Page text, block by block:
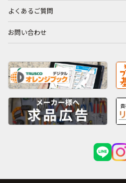
よくあるご質問
お問い合わせ